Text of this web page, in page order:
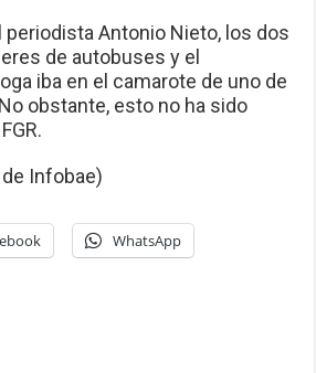
periodista Antonio Nieto, los dos
de autobuses y el
iba en el camarote de uno de
obstante, esto no ha sido
Infobae)
WhatsApp